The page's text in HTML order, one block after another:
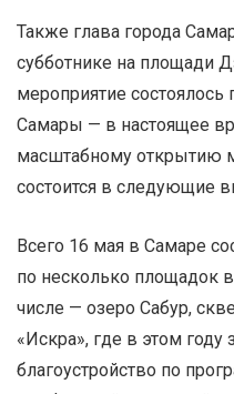
Также глава города
субботнике на площади
мероприятие
Самары — в настоящее
масштабному открытию
состоится в следующие
Всего 16 мая в Самаре
по несколько площадок
числе — озеро Сабур,
«Искра», где в этом году
благоустройство по